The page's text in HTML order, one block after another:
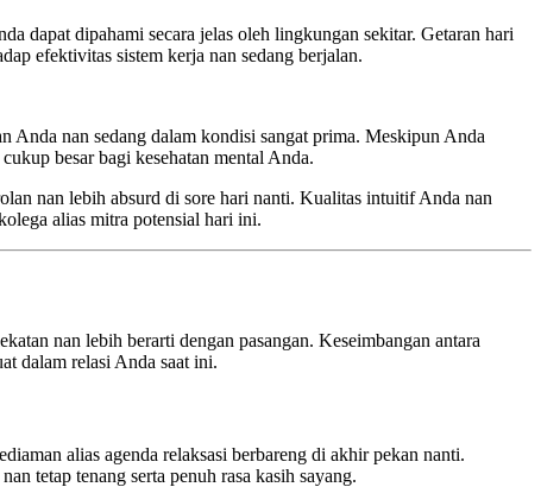
dapat dipahami secara jelas oleh lingkungan sekitar. Getaran hari
efektivitas sistem kerja nan sedang berjalan.
Anda nan sedang dalam kondisi sangat prima. Meskipun Anda
besar bagi kesehatan mental Anda.
nan lebih absurd di sore hari nanti. Kualitas intuitif Anda nan
alias mitra potensial hari ini.
nan lebih berarti dengan pasangan. Keseimbangan antara
dalam relasi Anda saat ini.
alias agenda relaksasi berbareng di akhir pekan nanti.
tetap tenang serta penuh rasa kasih sayang.